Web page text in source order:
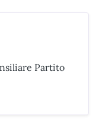
Partito